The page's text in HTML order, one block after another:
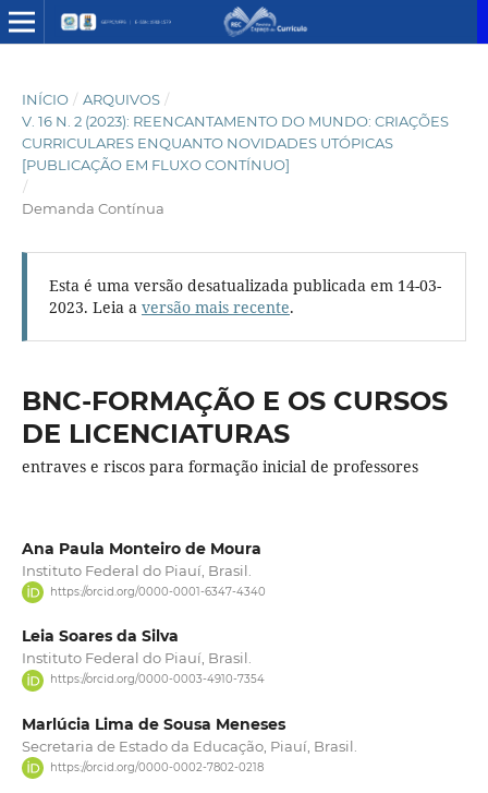
INÍCIO / ARQUIVOS /
V. 16 N. 2 (2023): REENCANTAMENTO DO MUNDO: CRIAÇÕES
CURRICULARES ENQUANTO NOVIDADES UTÓPICAS
[PUBLICAÇÃO EM FLUXO CONTÍNUO]
/
Demanda Contínua
Esta é uma versão desatualizada publicada em 14-03-
2023. Leia a versão mais recente.
BNC-FORMAÇÃO E OS CURSOS
DE LICENCIATURAS
entraves e riscos para formação inicial de professores
Ana Paula Monteiro de Moura
Instituto Federal do Piauí, Brasil.
https://orcid.org/0000-0001-6347-4340
Leia Soares da Silva
Instituto Federal do Piauí, Brasil.
https://orcid.org/0000-0003-4910-7354
Marlúcia Lima de Sousa Meneses
Secretaria de Estado da Educação, Piauí, Brasil.
https://orcid.org/0000-0002-7802-0218